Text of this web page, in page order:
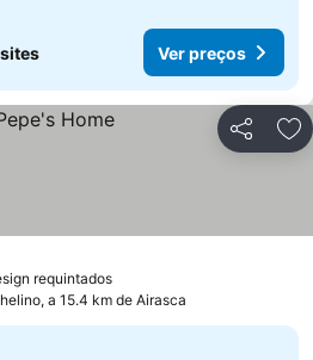
Ver preços
Partilhar
requintadosVer preços
a 15.4 km de Airasca